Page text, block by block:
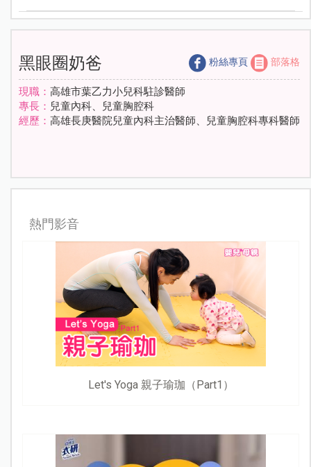
黑眼圈奶爸 粉絲專頁 部落格
現職： 高雄市葉乙力小兒科駐診醫師
專長： 兒童內科、兒童胸腔科
經歷： 高雄長庚醫院兒童內科主治醫師、兒童胸腔科專科醫師
熱門影音
Let's Yoga 親子瑜珈（Part1）